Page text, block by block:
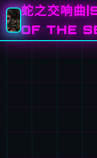
蛇之交响曲
OF THE